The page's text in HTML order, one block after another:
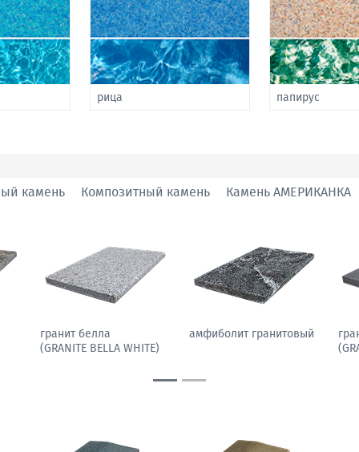
рица папирус
камень Композитный камень Камень АМЕРИКАНКА
гранит павлин
(GRANITE PEACOCK
гранит белла